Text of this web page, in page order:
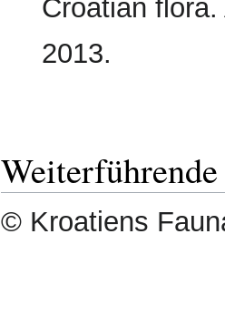
Croatian
2013.
© Kroatiens